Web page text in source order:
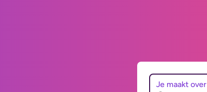
Je maakt over